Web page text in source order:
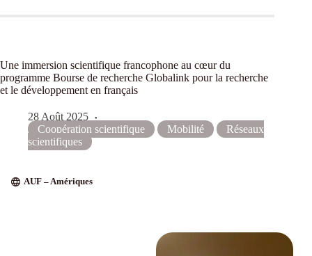
Une immersion scientifique francophone au cœur du
programme Bourse de recherche Globalink pour la recherche
et le développement en français
28 Août 2025
Coopération scientifique
Mobilité
Réseaux
scientifiques
AUF – Amériques